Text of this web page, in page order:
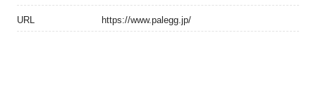
URL https://www.palegg.jp/